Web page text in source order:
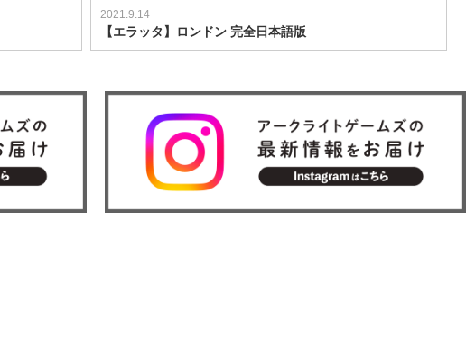
2021.9.14
【エラッタ】ロンドン 完全日本語版